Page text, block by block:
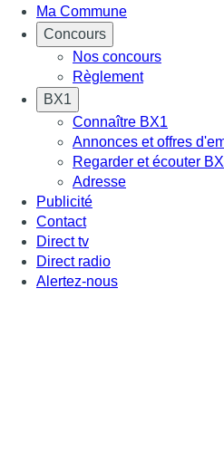
Ma Commune
Concours
Nos concours
Règlement
BX1
Connaître BX1
Annonces et offres
Regarder et écouter
Adresse
Publicité
Contact
Direct tv
Direct radio
Alertez-nous